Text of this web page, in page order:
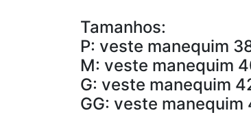
Tamanhos:
P: veste manequim
M: veste manequim
G: veste manequim
GG: veste